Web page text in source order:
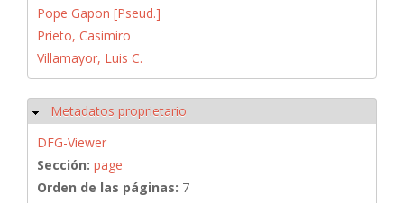
Pope Gapon [Pseud.]
Prieto, Casimiro
Villamayor, Luis C.
Ocultar
Metadatos proprietario
DFG-Viewer
Sección: page
Orden de las páginas: 7